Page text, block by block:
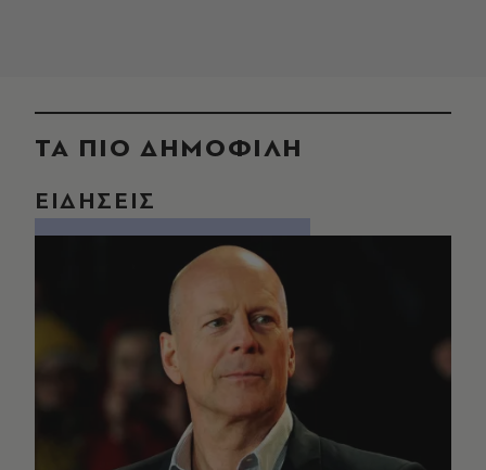
ΤΑ ΠΙΟ ΔΗΜΟΦΙΛΗ
ΕΙΔΗΣΕΙΣ